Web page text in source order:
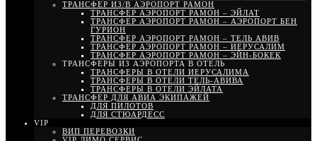
ТРАНСФЕР ИЗ/В АЭРОПОРТ РАМОН
ТРАНСФЕР АЭРОПОРТ РАМОН – ЭЙЛАТ
ТРАНСФЕР АЭРОПОРТ РАМОН – АЭРОПОРТ БЕН
ГУРИОН
ТРАНСФЕР АЭРОПОРТ РАМОН – ТЕЛЬ АВИВ
ТРАНСФЕР АЭРОПОРТ РАМОН – ИЕРУСАЛИМ
ТРАНСФЕР АЭРОПОРТ РАМОН – ЭЙН-БОКЕК
ТРАНСФЕРЫ ИЗ АЭРОПОРТА В ОТЕЛЬ
ТРАНСФЕРЫ В ОТЕЛИ ИЕРУСАЛИМА
ТРАНСФЕРЫ В ОТЕЛИ ТЕЛЬ-АВИВА
ТРАНСФЕРЫ В ОТЕЛИ ЭЙЛАТА
ТРАНСФЕР ДЛЯ АВИА ЭКИПАЖЕЙ
ДЛЯ ПИЛОТОВ
ДЛЯ СТЮАРДЕСС
VIP
ВИП ПЕРЕВОЗКИ